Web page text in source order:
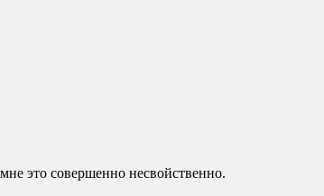
это совершенно несвойственно.